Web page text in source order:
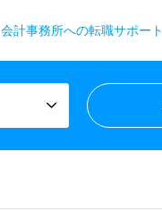
会計事務所への転職サポート